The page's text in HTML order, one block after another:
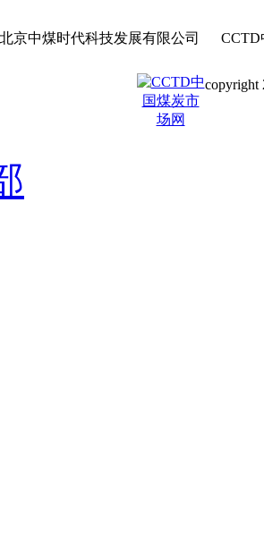
京中煤时代科技发展有限公司
copyright